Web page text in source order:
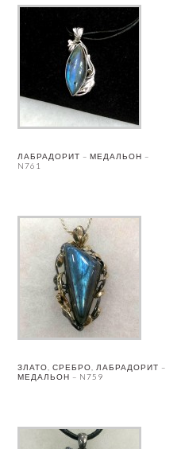
ЛАБРАДОРИТ – МЕДАЛЬОН –
N761
ЗЛАТО, СРЕБРО, ЛАБРАДОРИТ –
МЕДАЛЬОН – N759